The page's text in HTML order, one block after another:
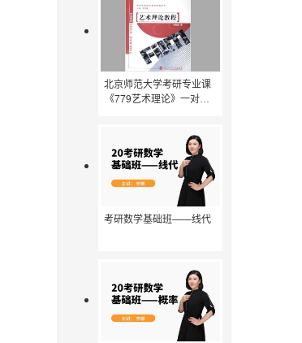
北京师范大学考研专业课
《779艺术理论》一对一
考研数学基础班——线代